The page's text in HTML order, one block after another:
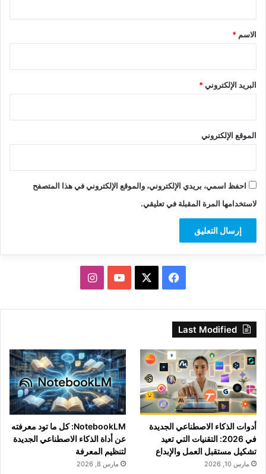
*
الاسم *
البريد الإلكتروني*
الموقع الإلكتروني
احفظ اسمي، بريدي الإلكتروني، والموقع الإلكتروني في هذا المتصفح
لاستخدامها المرة المقبلة في تعليقي.
فيسبوك ‫YouTubeانستقرام
Last Modified
أدوات الذكاء الاصطناعي الجديدة
في 2026: التقنيات التي تعيد
تشكيل مستقبل العمل والإبداع
مارس 10, 2026
NotebookLM: كل ما تود معرفته
عن أداة الذكاء الاصطناعي الجديدة
لتنظيم المعرفة
مارس 8, 2026